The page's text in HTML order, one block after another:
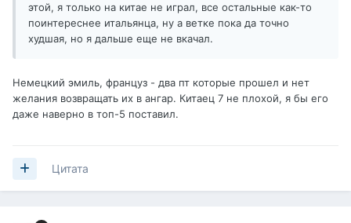
этой, я только на китае не играл, все остальные как-то
поинтереснее итальянца, ну а ветке пока да точно
худшая, но я дальше еще не вкачал.
Немецкий эмиль, француз - два пт которые прошел и нет
желания возвращать их в ангар. Китаец 7 не плохой, я бы его
даже наверно в топ-5 поставил.
Цитата